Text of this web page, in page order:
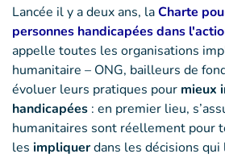
Lancée il y a deux ans, laCharte
personnes handicapées dans
appelle toutes les organisations
humanitaire – ONG, bailleurs de
évoluer leurs pratiques pour mieux
handicapées : en premier lieu,
humanitaires sont réellement pour
les impliquerdans les décisions qui